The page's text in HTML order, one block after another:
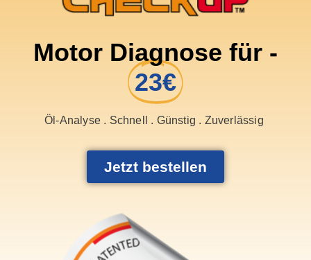
Motor Diagnose für -
23€
Öl-Analyse . Schnell . Günstig . Zuverlässig
Jetzt bestellen